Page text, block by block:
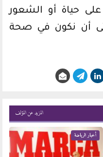
حياة أو الشعور
أن نكون في صحة
المزيد عن المؤلف
أخبار الرياضة